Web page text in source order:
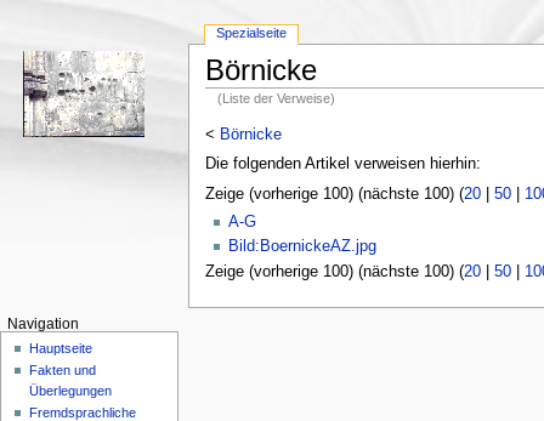
Börnicke
(Liste der Verweise)
< Börnicke
Die folgenden Artikel verweisen hierhin:
Zeige (vorherige 100) (nächste 100) (20| 50|
A-G
Bild:BoernickeAZ.jpg
Zeige (vorherige 100) (nächste 100) (20| 50|
Spezialseite
Navigation
Hauptseite
Fakten und
Überlegungen
Fremdsprachliche